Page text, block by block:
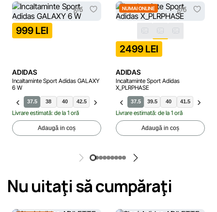
999 LEI
ADIDAS
Incaltaminte Sport Adidas GALAXY
6 W
37.5 38 40 42.5 36 38.5 39.5 40.5 41.5 42
Livrare estimată: de la 1 oră
Adaugă in coș
NUMAI ONLINE
2499 LEI
ADIDAS
Incaltaminte Sport Adidas
X_PLRPHASE
37.5 39.5 40 41.5 42
Livrare estimată: de la 1 oră
Adaugă in coș
Nu uitaţi să cumpăraţi